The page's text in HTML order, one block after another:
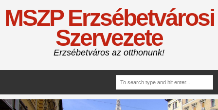
MSZP Erzsébetvárosi
Szervezete
Erzsébetváros az otthonunk!